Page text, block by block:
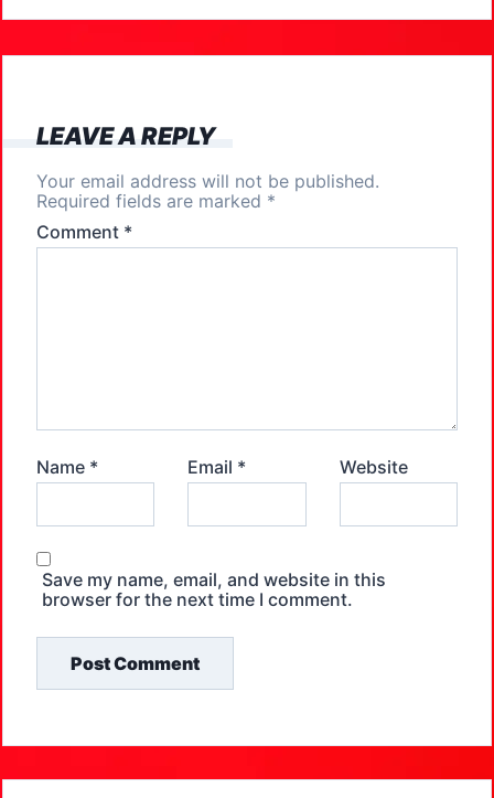
b
o
k
d
o
LEAVE A REPLY
Your email address will not be published.
Required fields are marked *
Comment *
Name * Email * Website
Save my name, email, and website in this
browser for the next time I comment.